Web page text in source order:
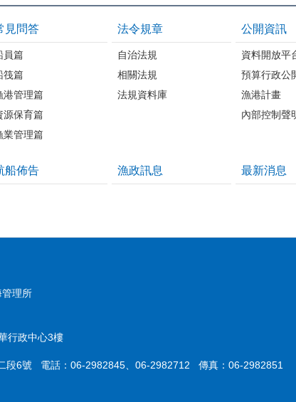
見問答
員篇
筏篇
港管理篇
源保育篇
業管理篇
法令規章
自治法規
相關法規
法規資料庫
公開資訊
資料開放平
預算行政公
漁港計畫
內部控制聲
船佈告 漁政訊息 最新消息
理所
行政中心3樓
段6號 電話：06-2982845、06-2982712 傳真：06-2982851